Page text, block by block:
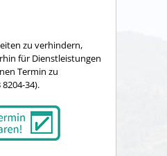
zu verhindern,
für Dienstleistungen
Termin zu
34).